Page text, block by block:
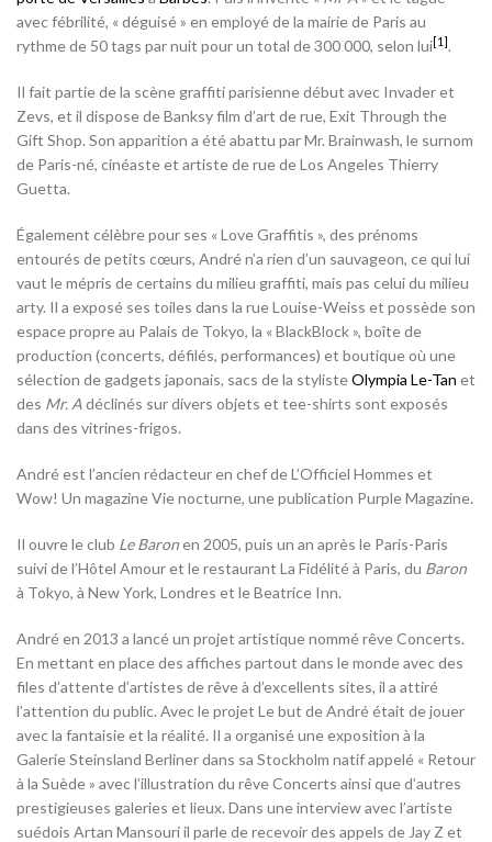
avec fébrilité, « déguisé » en employé de la mairie de Paris au
rythme de 50 tags par nuit pour un total de 300 000, selon lui[1 ] .
Il fait partie de la scène graffiti parisienne début avec Invader et
Zevs, et il dispose de Banksy film d’art de rue, Exit Through the
Gift Shop. Son apparition a été abattu par Mr. Brainwash, le surnom
de Paris-né, cinéaste et artiste de rue de Los Angeles Thierry
Guetta.
Également célèbre pour ses « Love Graffitis », des prénoms
entourés de petits cœurs, André n’a rien d’un sauvageon, ce qui lui
vaut le mépris de certains du milieu graffiti, mais pas celui du milieu
arty. Il a exposé ses toiles dans la rue Louise-Weiss et possède son
espace propre au Palais de Tokyo, la « BlackBlock », boîte de
production (concerts, défilés, performances) et boutique où une
sélection de gadgets japonais, sacs de la stylisteOlympia Le-Tan et
des Mr. Adéclinés sur divers objets et tee-shirts sont exposés
dans des vitrines-frigos.
André est l’ancien rédacteur en chef de L’Officiel Hommes et
Wow! Un magazine Vie nocturne, une publication Purple Magazine.
Il ouvre le club Le Baronen 2005, puis un an après le Paris-Paris
suivi de l’Hôtel Amour et le restaurant La Fidélité à Paris, du Baron
à Tokyo, à New York, Londres et le Beatrice Inn.
André en 2013 a lancé un projet artistique nommé rêve Concerts.
En mettant en place des affiches partout dans le monde avec des
files d’attente d’artistes de rêve à d’excellents sites, il a attiré
l’attention du public. Avec le projet Le but de André était de jouer
avec la fantaisie et la réalité. Il a organisé une exposition à la
Galerie Steinsland Berliner dans sa Stockholm natif appelé « Retour
à la Suède » avec l’illustration du rêve Concerts ainsi que d’autres
prestigieuses galeries et lieux. Dans une interview avec l’artiste
suédois Artan Mansouri il parle de recevoir des appels de Jay Z et